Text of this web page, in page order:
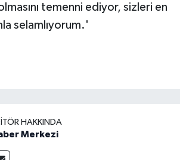
temenni ediyor, sizleri en
selamlıyorum.'
HAKKINDA
Merkezi